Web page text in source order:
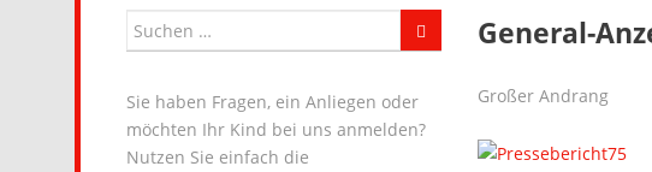
Sie haben Fragen, ein Anliegen oder
möchten Ihr Kind bei uns anmelden?
Nutzen Sie einfach die
General-
Großer Andrang